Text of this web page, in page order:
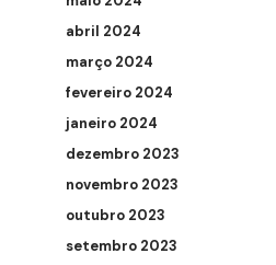
abril 2024
março 2024
fevereiro 2024
janeiro 2024
dezembro 2023
novembro 2023
outubro 2023
setembro 2023